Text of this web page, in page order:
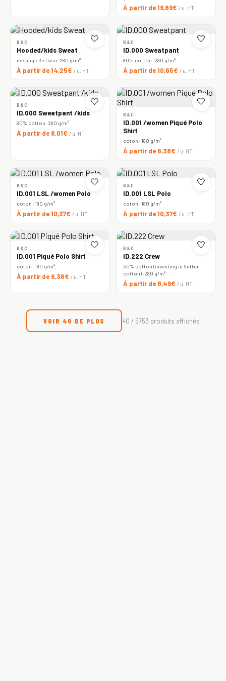
À partir de 19,89€ / u. HT
🤍
B&C
Hooded/kids Sweat
mélange de tissu · 280 g/m²
À partir de 14,25€ / u. HT
🤍
B&C
ID.000 Sweatpant
80% cotton · 280 g/m²
À partir de 10,65€ / u. HT
🤍
B&C
ID.000 Sweatpant /kids
80% cotton · 280 g/m²
À partir de 8,01€ / u. HT
🤍
B&C
ID.001 /women Piqué Polo
Shirt
coton · 180 g/m²
À partir de 6,38€ / u. HT
🤍
B&C
ID.001 LSL /women Polo
coton · 180 g/m²
À partir de 10,37€ / u. HT
🤍
B&C
ID.001 LSL Polo
coton · 180 g/m²
À partir de 10,37€ / u. HT
🤍
B&C
ID.001 Piqué Polo Shirt
coton · 180 g/m²
À partir de 6,38€ / u. HT
🤍
B&C
ID.222 Crew
50% cotton (investing in better
cotton) · 280 g/m²
À partir de 8,49€ / u. HT
VOIR 40 DE PLUS 40 / 5753 produits affichés